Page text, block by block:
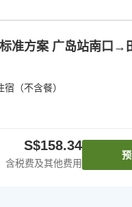
准方案 广岛站南口→
宿（不含餐）
S$158.34
含税费及其他费用